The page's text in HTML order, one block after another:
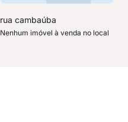
rua cambaúba
Nenhum imóvel à venda no local